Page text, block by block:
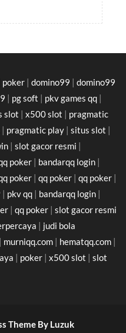
poker | domino99 | domino99
| pg soft | pkv games qq |
slot | x500 slot | pragmatic
| pragmatic play | situs slot |
| slot gacor resmi |
poker | bandarqq login |
poker | qq poker | qq poker |
| pkv qq | bandarqq login |
| qq poker | slot gacor resmi
| judi bola
| murniqq.com | hematqq.com |
| poker | x500 slot | slot
Theme By Luzuk